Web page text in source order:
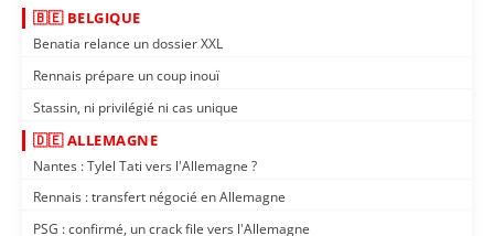
🇧🇪 BELGIQUE
Benatia relance un dossier XXL
Rennais prépare un coup inouï
Stassin, ni privilégié ni cas unique
🇩🇪 ALLEMAGNE
Nantes : Tylel Tati vers l'Allemagne ?
Rennais : transfert négocié en Allemagne
PSG : confirmé, un crack file vers l'Allemagne